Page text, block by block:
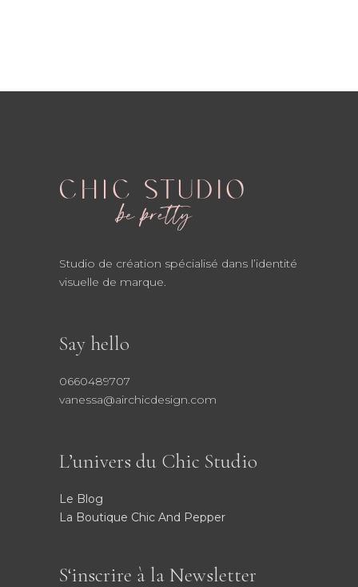
Studio de création spécialisé dans l’identité
visuelle de marque.
Say hello
0660489707
vanessa@airchicdesign.com
L’univers du Chic Studio
Le Blog
La Boutique Chic And Pepper
S‘inscrire à la Newsletter